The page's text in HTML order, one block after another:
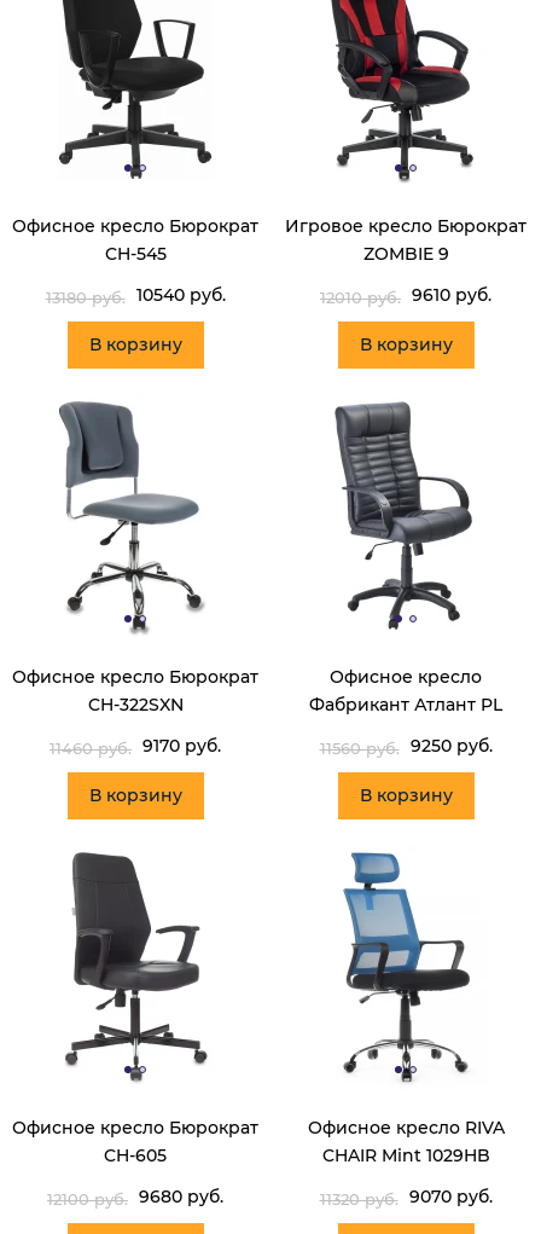
Офисное кресло Бюрократ
CH-545
13180 руб. 10540 руб.
В корзину
Игровое кресло Бюрократ
ZOMBIE 9
12010 руб. 9610 руб.
В корзину
Офисное кресло Бюрократ
CH-322SXN
11460 руб. 9170 руб.
В корзину
Офисное кресло
Фабрикант Атлант PL
11560 руб. 9250 руб.
В корзину
Офисное кресло Бюрократ
CH-605
12100 руб. 9680 руб.
Офисное кресло RIVA
CHAIR Mint 1029HB
11320 руб. 9070 руб.